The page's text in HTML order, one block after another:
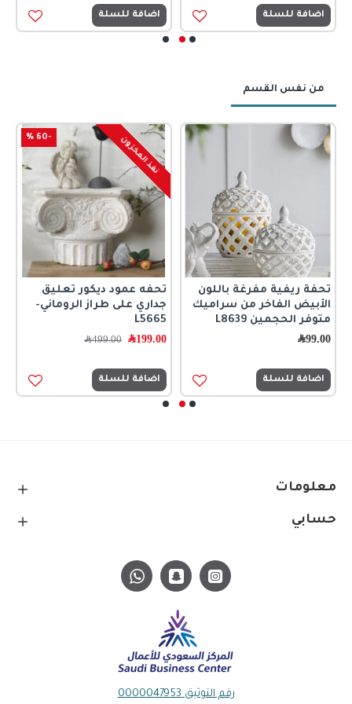
اضافة للسلة اضافة للسلة
من نفس القسم
تحفة ريفية مفرغة باللون
الأبيض الفاخر من سراميك
متوفر الحجمين L8639
99.00﷼
اضافة للسلة
-60 % نفذ المخزون
تحفه عمود ديكور تعليق
جداري على طراز الروماني-
L5665
199.00﷼ 499.00﷼
اضافة للسلة
معلومات
حسابي
رقم التوثيق 0000047953